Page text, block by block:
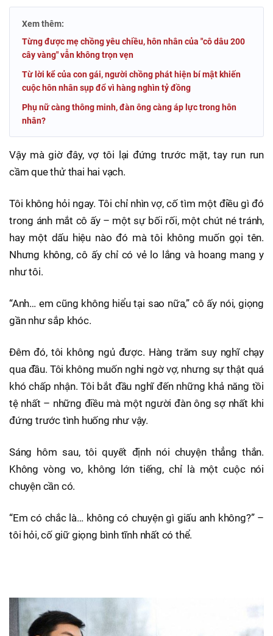
Xem thêm:
Từng được mẹ chồng yêu chiều, hôn nhân của "cô dâu 200
cây vàng" vẫn không trọn vẹn
Từ lời kể của con gái, người chồng phát hiện bí mật khiến
cuộc hôn nhân sụp đổ vì hàng nghìn tỷ đồng
Phụ nữ càng thông minh, đàn ông càng áp lực trong hôn
nhân?
Vậy mà giờ đây, vợ tôi lại đứng trước mặt, tay run run
cầm que thử thai hai vạch.
Tôi không hỏi ngay. Tôi chỉ nhìn vợ, cố tìm một điều gì đó
trong ánh mắt cô ấy – một sự bối rối, một chút né tránh,
hay một dấu hiệu nào đó mà tôi không muốn gọi tên.
Nhưng không, cô ấy chỉ có vẻ lo lắng và hoang mang y
như tôi.
“Anh… em cũng không hiểu tại sao nữa,” cô ấy nói, giọng
gần như sắp khóc.
Đêm đó, tôi không ngủ được. Hàng trăm suy nghĩ chạy
qua đầu. Tôi không muốn nghi ngờ vợ, nhưng sự thật quá
khó chấp nhận. Tôi bắt đầu nghĩ đến những khả năng tồi
tệ nhất – những điều mà một người đàn ông sợ nhất khi
đứng trước tình huống như vậy.
Sáng hôm sau, tôi quyết định nói chuyện thẳng thắn.
Không vòng vo, không lớn tiếng, chỉ là một cuộc nói
chuyện cần có.
“Em có chắc là… không có chuyện gì giấu anh không?” –
tôi hỏi, cố giữ giọng bình tĩnh nhất có thể.